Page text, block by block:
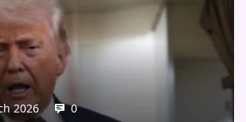
2026 0